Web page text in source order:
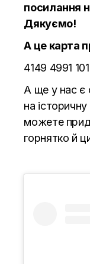
посилання
Дякуємо!
А це карта
4149 4991
А ще у нас є
на
можете
горнятко й